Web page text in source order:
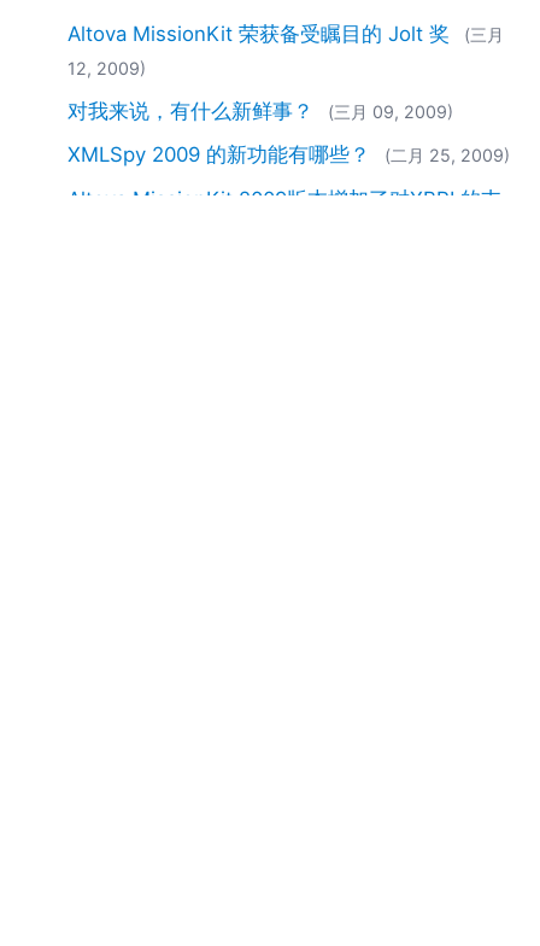
Altova MissionKit 荣获备受瞩目的 Jolt 奖
(三月
12, 2009)
对我来说，有什么新鲜事？ (三月 09, 2009)
XMLSpy 2009 的新功能有哪些？ (二月 25, 2009)
Altova MissionKit 2009版本增加了对XBRL的支